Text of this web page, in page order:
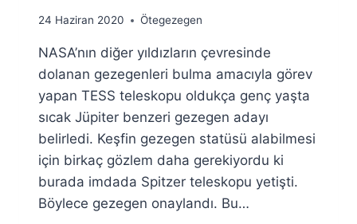
By
Fuat
Özyar
24 Haziran 2020 Ötegezegen
NASA’nın diğer yıldızların çevresinde
dolanan gezegenleri bulma amacıyla görev
yapan TESS teleskopu oldukça genç yaşta
sıcak Jüpiter benzeri gezegen adayı
belirledi. Keşfin gezegen statüsü alabilmesi
için birkaç gözlem daha gerekiyordu ki
burada imdada Spitzer teleskopu yetişti.
Böylece gezegen onaylandı. Bu…